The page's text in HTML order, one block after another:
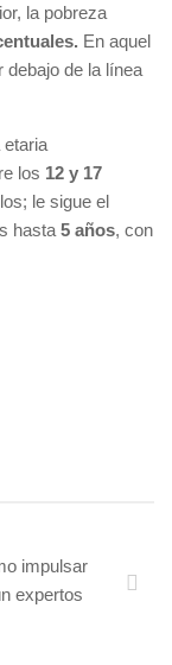
la pobreza
En aquel
debajo de la línea
etaria
los 12 y 17
le sigue el
hasta 5 años, con
impulsar
expertos